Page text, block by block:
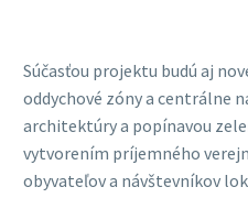
Súčasťou projektu budú aj
oddychové zóny a centrálne
architektúry a popínavou
vytvorením príjemného
obyvateľov a návštevníkov